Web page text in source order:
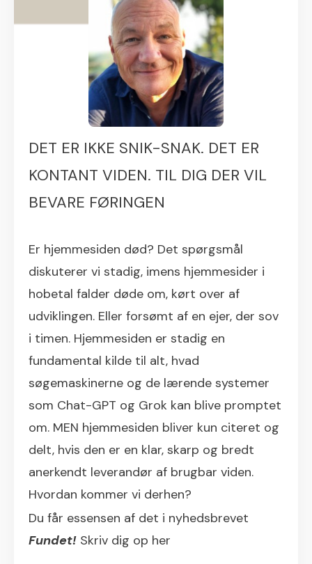
DET ER IKKE SNIK-SNAK. DET ER
KONTANT VIDEN. TIL DIG DER VIL
BEVARE FØRINGEN
Er hjemmesiden død? Det spørgsmål
diskuterer vi stadig, imens hjemmesider i
hobetal falder døde om, kørt over af
udviklingen. Eller forsømt af en ejer, der sov
i timen. Hjemmesiden er stadig en
fundamental kilde til alt, hvad
søgemaskinerne og de lærende systemer
som Chat-GPT og Grok kan blive promptet
om. MEN hjemmesiden bliver kun citeret og
delt, hvis den er en klar, skarp og bredt
anerkendt leverandør af brugbar viden.
Hvordan kommer vi derhen?
Du får essensen af det i nyhedsbrevet
Fundet! Skriv dig op her